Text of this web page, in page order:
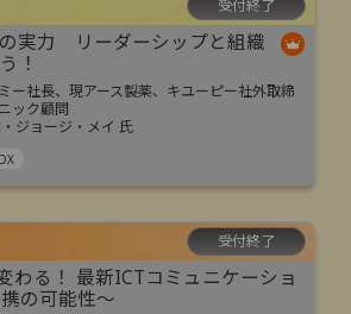
受付終了
実力 リーダーシップと組織
！
ー社長、現アース製薬、キユーピー社外取締
ック顧問
ジョージ・メイ 氏
受付終了
わる！ 最新ICTコミュニケーショ
の可能性～